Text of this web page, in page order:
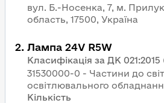
вул. Б.-Носенка, 7, м.
область, 17500, Україна
2. Лампа 24V R5W
Класифікація за ДК 021:2015
31530000-0 - Частини до
освітлювального
Кількість